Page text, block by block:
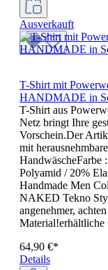
Ausverkauft
T-Shirt mit
HANDMADE in
T-Shirt aus
Netz bringt Ihre
Vorschein.Der
mit
HandwäscheFarbe
Polyamid / 20%
Handmade Men
NAKED Tekno
angenehmer,
64,90 €*
Details